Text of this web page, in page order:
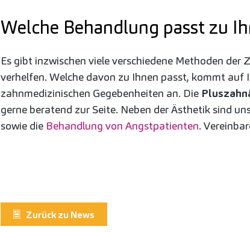
Welche Behandlung passt zu
Es gibt inzwischen viele verschiedene Methoden
verhelfen. Welche davon zu Ihnen passt, kommt auf
zahnmedizinischen Gegebenheiten an. Die
gerne beratend zur Seite. Neben der Ästhetik sind
sowie die Behandlung von Angstpatienten.
Zurück zu News